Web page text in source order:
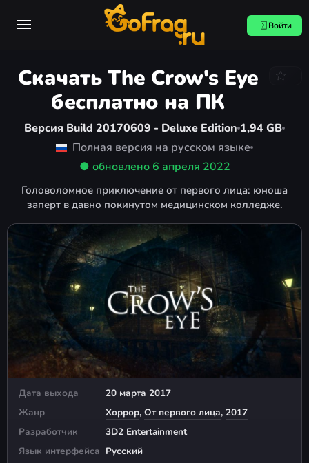
Войти
Скачать The Crow's Eye
бесплатно на ПК
Версия Build 20170609 - Deluxe Edition 1,94 GB
Полная версия на русском языке
● обновлено 6 апреля 2022
Головоломное приключение от первого лица: юноша
заперт в давно покинутом медицинском колледже.
Дата выхода
20 марта 2017
Жанр
Хоррор, От первого лица, 2017
Разработчик
3D2 Entertainment
Язык интерфейса Русский